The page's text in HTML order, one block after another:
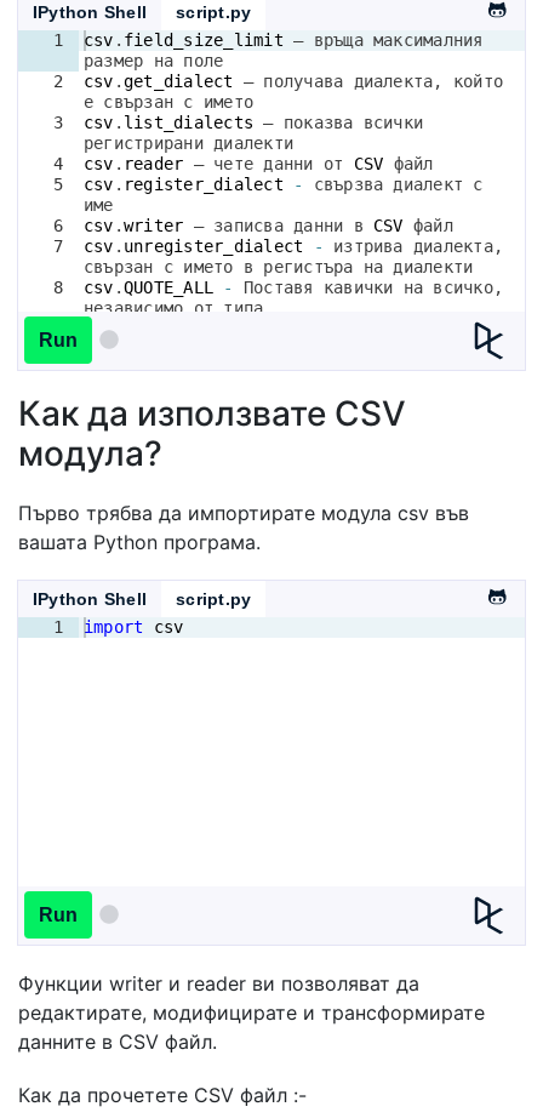
IPython Shell
script.py
1
2
3
4
5
6
7
8
csv . field_size_limit – връща максималния
размер на поле
csv .get_dialect
– получава диалекта, който
е свързан с името
csv . list_dialects – показва всички
регистрирани диалекти
csv . reader – чете данни от CSV файл
csv . register_dialect -
свързва диалект с
име
csv .writer – записва данни в CSV файл
csv . unregister_dialect -
изтрива диалекта,
свързан с името в регистъра на диалекти
csv .QUOTE_ALL -
Поставя кавички на всичко,
независимо от типа.
csv.
полета със специални символи
Run
Как да използвате CSV
модула?
Първо трябва да импортирате модула csv във
вашата Python програма.
IPython Shell
script.py
1
import csv
Run
Функции writer и reader ви позволяват да
редактирате, модифицирате и трансформирате
данните в CSV файл.
Как да прочетете CSV файл :-